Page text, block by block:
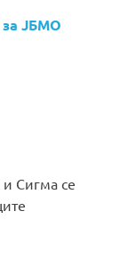
ЈБМО
и Сигма се